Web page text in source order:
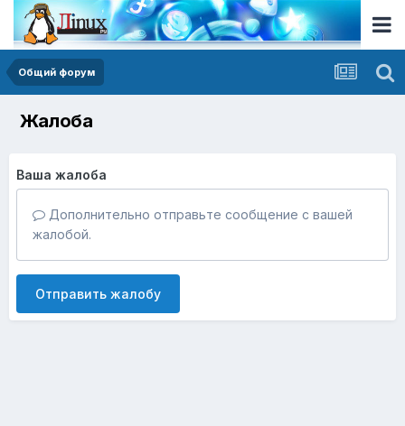
Общий форум
Жалоба
Ваша жалоба
Дополнительно отправьте сообщение с вашей
жалобой.
Отправить жалобу